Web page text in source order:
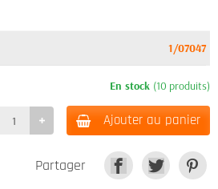
1/07047
En stock (10 produits)
Ajouter au panier
Partager